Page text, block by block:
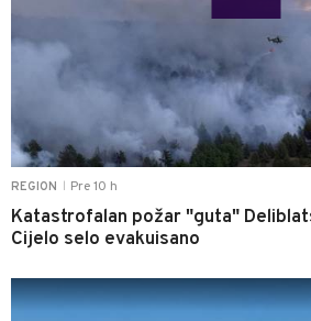
REGION Pre 10 h
Katastrofalan požar "guta"
Cijelo selo evakuisano